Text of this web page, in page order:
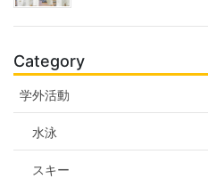
Category
学外活動
水泳
スキー